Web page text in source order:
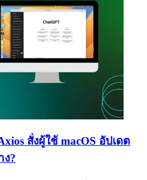
สั่งผู้ใช้ macOS อัปเดต
?